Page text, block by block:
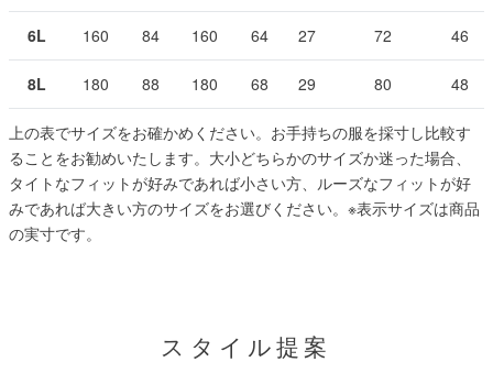
6L 160 84 160 64 27 72 46
8L 180 88 180 68 29 80 48
上の表でサイズをお確かめください。お手持ちの服を採寸し比較す
ることをお勧めいたします。大小どちらかのサイズか迷った場合、
タイトなフィットが好みであれば小さい方、ルーズなフィットが好
みであれば大きい方のサイズをお選びください。 ※表示サイズは商品
の実寸です。
スタイル提案